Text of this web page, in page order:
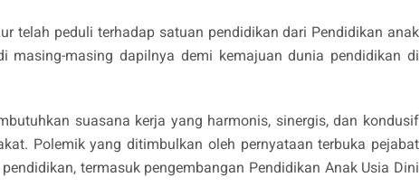
telah peduli terhadap satuan pendidikan dari Pendidikan anak
masing dapilnya demi kemajuan dunia pendidikan di
suasana kerja yang harmonis, sinergis, dan kondusif
Polemik yang ditimbulkan oleh pernyataan terbuka pejabat
termasuk pengembangan Pendidikan Anak Usia Dini